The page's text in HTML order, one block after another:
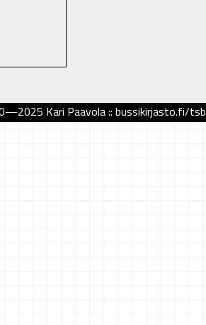
Kari Paavola :: bussikirjasto.fi/tsb